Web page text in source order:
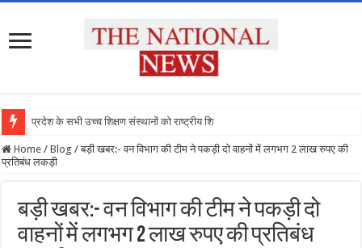
प्रदेश के सभी उच्च शिक्षण संस्थानों को राष्ट्रीय शिक्षा
Home / Blog / बड़ी खबर:- वन विभाग की टीम ने पकड़ी दो वाहनों में लगभग 2 लाख रुपए की
प्रतिबंध लकड़ी
बड़ी खबर:- वन विभाग की टीम ने पकड़ी दो
वाहनों में लगभग 2 लाख रुपए की प्रतिबंध